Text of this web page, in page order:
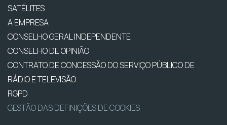
SATÉLITES
A EMPRESA
CONSELHO GERAL INDEPENDENTE
CONSELHO DE OPINIÃO
CONTRATO DE CONCESSÃO DO SERVIÇO PÚBLICO DE
RÁDIO E TELEVISÃO
RGPD
GESTÃO DAS DEFINIÇÕES DE COOKIES